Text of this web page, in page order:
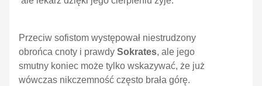
Przeciw sofistom występował niestrudzony
obrońca cnoty i prawdy Sokrates, ale jego
smutny koniec może tylko wskazywać, że już
wówczas nikczemność często brała górę.